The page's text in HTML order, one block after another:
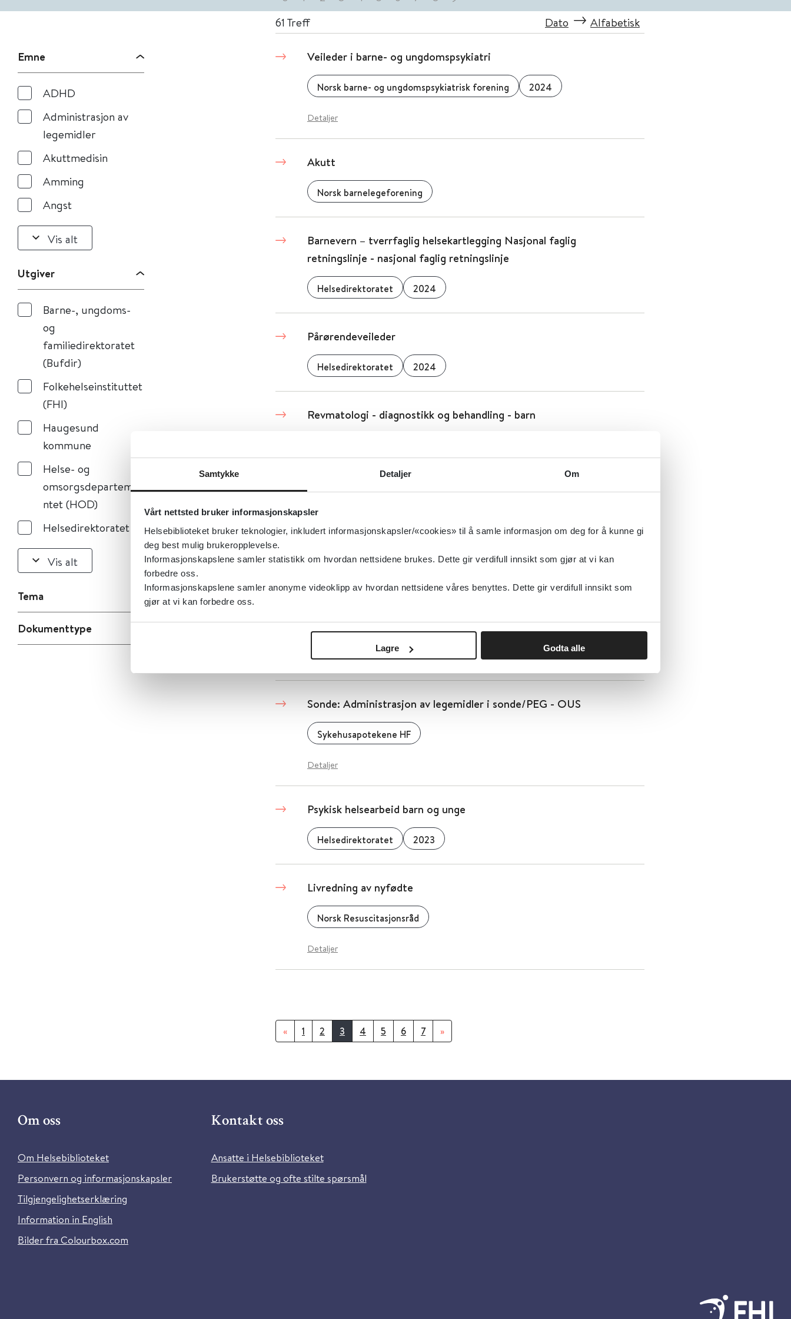
Samtykke Detaljer Om
Vårt nettsted bruker informasjonskapsler
Helsebiblioteket bruker teknologier, inkludert informasjonskapsler/«cookies» til å samle informasjon om deg for å kunne gi
deg best mulig brukeropplevelse.
Informasjonskapslene samler statistikk om hvordan nettsidene brukes. Dette gir verdifull innsikt som gjør at vi kan
forbedre oss.
Informasjonskapslene samler anonyme videoklipp av hvordan nettsidene våres benyttes. Dette gir verdifull innsikt som
gjør at vi kan forbedre oss.
Lagre Godta alle
Emne
ADHD
Administrasjon av
legemidler
Akuttmedisin
Amming
Angst
Vis alt
Utgiver
Barne-, ungdoms-
og
familiedirektoratet
(Bufdir)
Folkehelseinstituttet
(FHI)
Haugesund
kommune
Helse- og
omsorgsdeparteme
ntet (HOD)
Helsedirektoratet
Vis alt
Tema
Dokumenttype
61 Treff Dato Alfabetisk
Veileder i barne- og ungdomspsykiatri
Norsk barne- og ungdomspsykiatrisk forening 2024
Detaljer
Akutt
Norsk barnelegeforening
Barnevern – tverrfaglig helsekartlegging Nasjonal faglig
retningslinje - nasjonal faglig retningslinje
Helsedirektoratet 2024
Pårørendeveileder
Helsedirektoratet 2024
Revmatologi - diagnostikk og behandling - barn
Legemiddelhåndtering - NBFs Veileder for legemiddelhåndtering
Nyfødt
Norsk barnelegeforening
Sonde: Administrasjon av legemidler i sonde/PEG - OUS
Sykehusapotekene HF
Detaljer
Psykisk helsearbeid barn og unge
Helsedirektoratet 2023
Livredning av nyfødte
Norsk Resuscitasjonsråd
Detaljer
« 1 2 3 4 5 6 7 »
Om oss
Om Helsebiblioteket
Personvern og informasjonskapsler
Tilgjengelighetserklæring
Information in English
Bilder fra Colourbox.com
Kontakt oss
Ansatte i Helsebiblioteket
Brukerstøtte og ofte stilte spørsmål